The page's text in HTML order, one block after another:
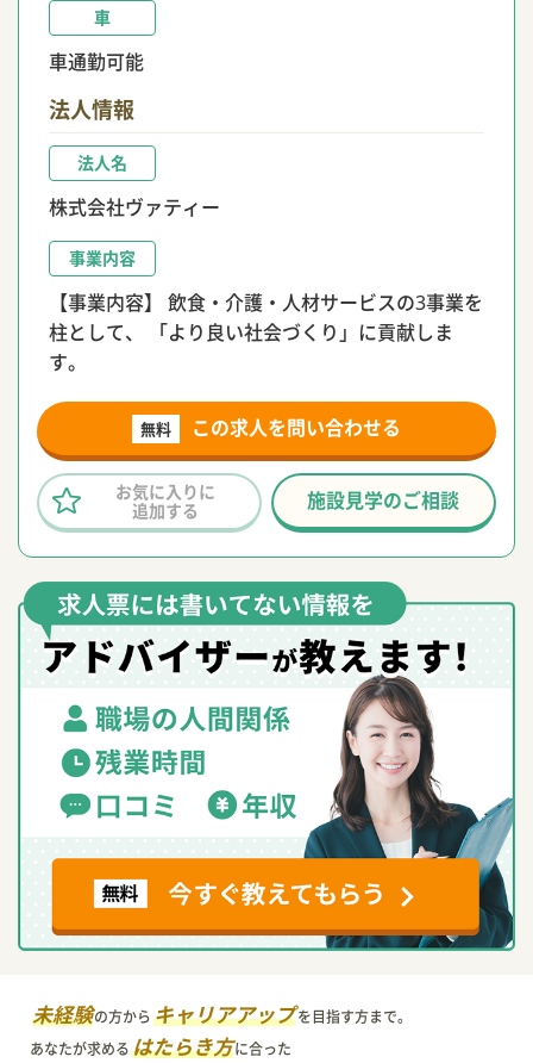
車
車通勤可能
法人情報
法人名
株式会社ヴァティー
事業内容
【事業内容】 飲食・介護・人材サービスの3事業を
柱として、 「より良い社会づくり」に貢献しま
す。
無料 この求人を問い合わせる
施設見学のご相談
お気に入りに
追加する
未経験の方からキャリアアップを目指す方まで。
あなたが求めるはたらき方に合った